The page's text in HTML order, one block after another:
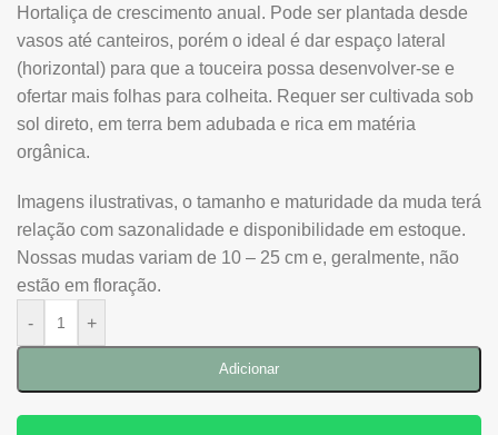
Hortaliça de crescimento anual. Pode ser plantada desde
vasos até canteiros, porém o ideal é dar espaço lateral
(horizontal) para que a touceira possa desenvolver-se e
ofertar mais folhas para colheita. Requer ser cultivada sob
sol direto, em terra bem adubada e rica em matéria
orgânica.
Imagens ilustrativas, o tamanho e maturidade da muda terá
relação com sazonalidade e disponibilidade em estoque.
Nossas mudas variam de 10 – 25 cm e, geralmente, não
estão em floração.
-
+
Adicionar